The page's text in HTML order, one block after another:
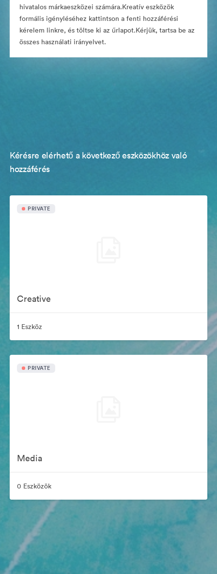
hivatalos márkaeszközei számára.Kreatív eszközök
formális igényléséhez kattintson a fenti hozzáférési
kérelem linkre, és töltse ki az űrlapot.Kérjük, tartsa be az
összes használati irányelvet.
Kérésre elérhető a következő eszközökhöz való
hozzáférés
PRIVATE
Creative
1 Eszköz
PRIVATE
Media
0 Eszközök